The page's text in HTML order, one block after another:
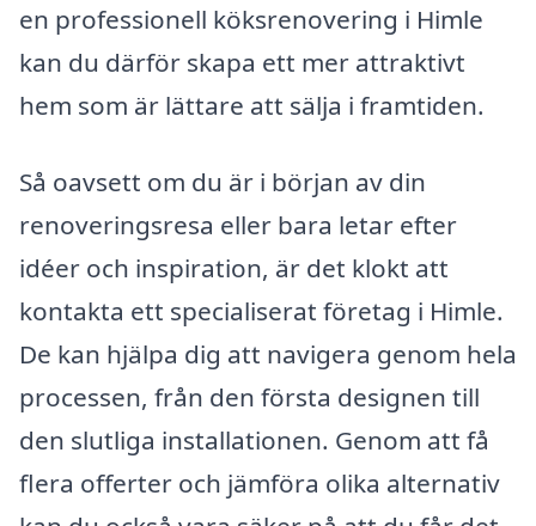
en professionell köksrenovering i Himle
kan du därför skapa ett mer attraktivt
hem som är lättare att sälja i framtiden.
Så oavsett om du är i början av din
renoveringsresa eller bara letar efter
idéer och inspiration, är det klokt att
kontakta ett specialiserat företag i Himle.
De kan hjälpa dig att navigera genom hela
processen, från den första designen till
den slutliga installationen. Genom att få
flera offerter och jämföra olika alternativ